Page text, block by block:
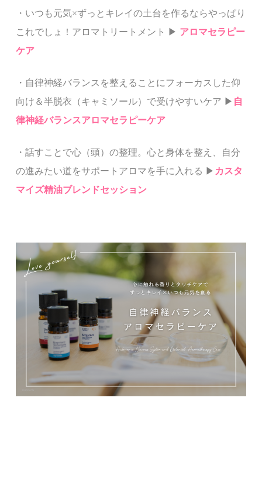
・ いつも元気×ずっとキレイの土台を作るならやっぱり
これでしょ！アロマトリートメント ▶︎ アロマセラピー
ケア
・自律神経バランスを整えることにフォーカスした仰
向け＆半脱衣（キャミソール）で受けやすいケア ▶︎ 自
律神経バランスアロマセラピーケア
・話すことで心（頭）の整理。心と身体を整え、自分
の進みたい道をサポートアロマを手に入れる ▶︎ カスタ
マイズ精油ブレンドセッション